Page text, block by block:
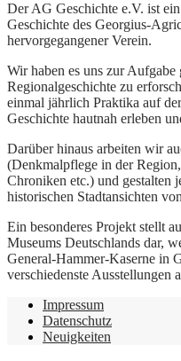
Der AG Geschichte e.V. ist
Geschichte des Georgius-
hervorgegangener Verein.
Wir haben es uns zur Aufgabe
Regionalgeschichte zu
einmal jährlich Praktika auf
Geschichte hautnah erleben
Darüber hinaus arbeiten wir
(Denkmalpflege in der
Chroniken etc.) und gestalten
historischen Stadtansichten
Ein besonderes Projekt stellt
Museums Deutschlands dar,
General-Hammer-Kaserne in
verschiedenste Ausstellungen
Impressum
Datenschutz
Neuigkeiten